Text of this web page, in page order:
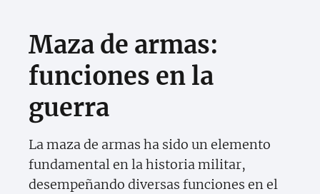
Maza de armas:
funciones en la
guerra
La maza de armas ha sido un elemento
fundamental en la historia militar,
desempeñando diversas funciones en el